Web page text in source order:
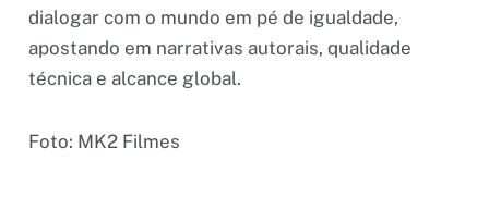
dialogar com o mundo em pé de igualdade,
apostando em narrativas autorais, qualidade
técnica e alcance global.
Foto: MK2 Filmes